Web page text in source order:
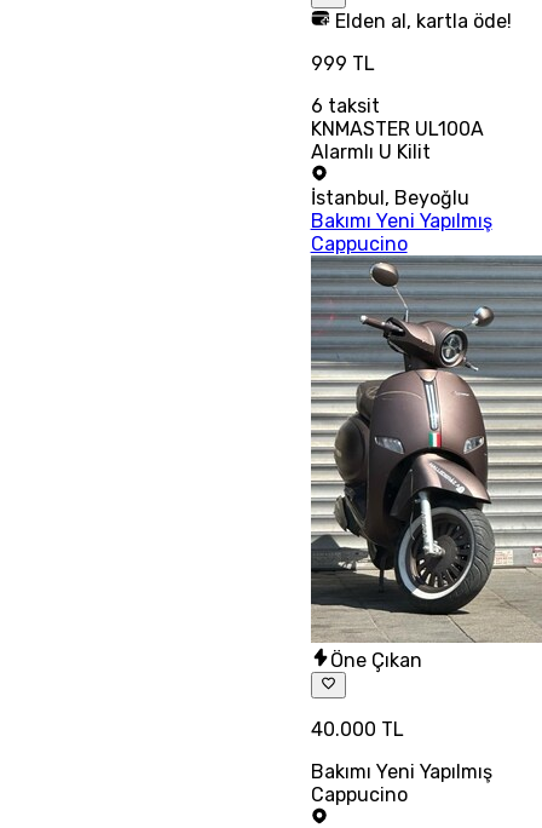
Elden al, kartla öde!
999 TL
6 taksit
KNMASTER UL100A
Alarmlı U Kilit
İstanbul, Beyoğlu
Bakımı Yeni Yapılmış
Cappucino
Öne Çıkan
40.000 TL
Bakımı Yeni Yapılmış
Cappucino